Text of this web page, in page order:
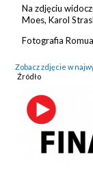
Na zdjęciu
Moes, Karol
Fotografia
Zobacz zdjęcie w
Źródło